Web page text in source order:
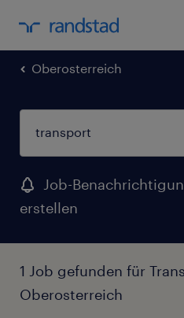
Oberosterreich
Job-
erstellen
1 Job gefunden für
Oberosterreich